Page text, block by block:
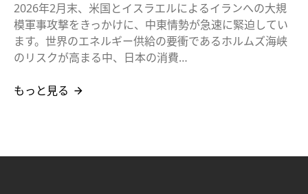
2026年2月末、米国とイスラエルによるイランへの大規
模軍事攻撃をきっかけに、中東情勢が急速に緊迫してい
ます。世界のエネルギー供給の要衝であるホルムズ海峡
のリスクが高まる中、日本の消費…
もっと見る